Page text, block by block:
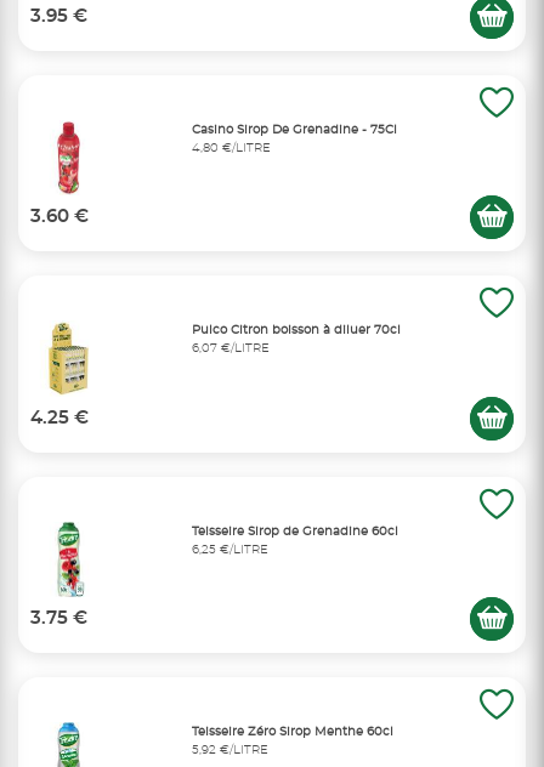
3.95 €
Casino Sirop De Grenadine - 75Cl
4,80 €/LITRE
3.60 €
Pulco Citron boisson à diluer 70cl
6,07 €/LITRE
4.25 €
Teisseire Sirop de Grenadine 60cl
6,25 €/LITRE
3.75 €
Teisseire Zéro Sirop Menthe 60cl
5,92 €/LITRE